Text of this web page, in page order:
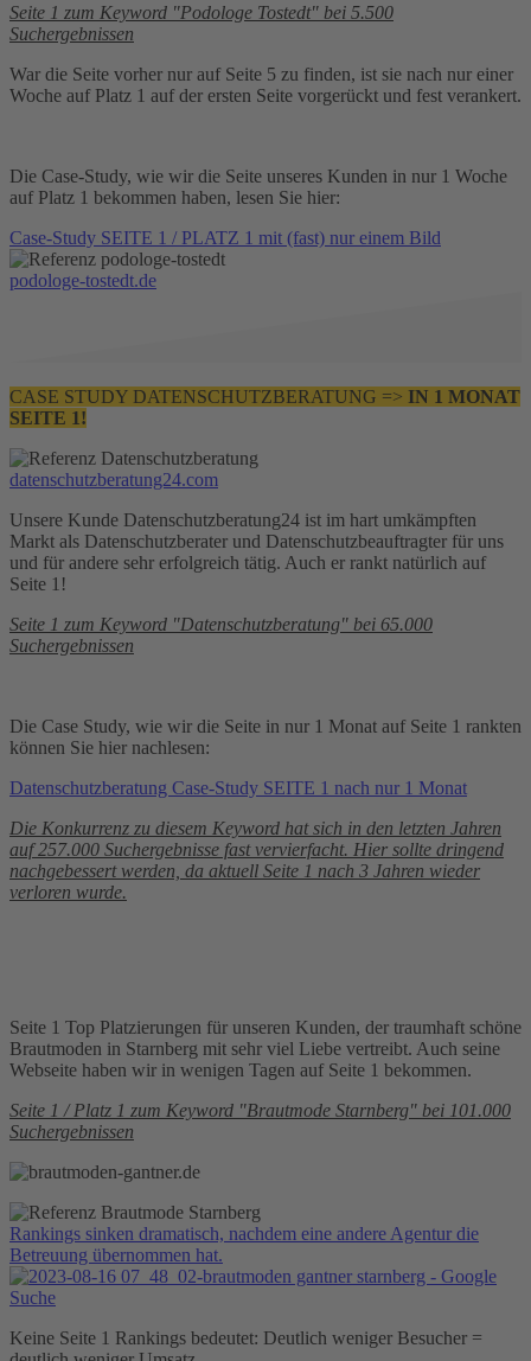
Seite 1 zum Keyword "Podologe Tostedt" bei 5.500
Suchergebnissen
War die Seite vorher nur auf Seite 5 zu finden, ist sie nach nur einer
Woche auf Platz 1 auf der ersten Seite vorgerückt und fest verankert.
Die Case-Study, wie wir die Seite unseres Kunden in nur 1 Woche
auf Platz 1 bekommen haben, lesen Sie hier:
Case-Study SEITE 1 / PLATZ 1 mit (fast) nur einem Bild
podologe-tostedt.de
CASE STUDY DATENSCHUTZBERATUNG => IN 1 MONAT
SEITE 1!
datenschutzberatung24.com
Unsere Kunde Datenschutzberatung24 ist im hart umkämpften
Markt als Datenschutzberater und Datenschutzbeauftragter für uns
und für andere sehr erfolgreich tätig. Auch er rankt natürlich auf
Seite 1!
Seite 1 zum Keyword "Datenschutzberatung" bei 65.000
Suchergebnissen
Die Case Study, wie wir die Seite in nur 1 Monat auf Seite 1 rankten
können Sie hier nachlesen:
Datenschutzberatung Case-Study SEITE 1 nach nur 1 Monat
Die Konkurrenz zu diesem Keyword hat sich in den letzten Jahren
auf 257.000 Suchergebnisse fast vervierfacht. Hier sollte dringend
nachgebessert werden, da aktuell Seite 1 nach 3 Jahren wieder
verloren wurde.
Seite 1 Top Platzierungen für unseren Kunden, der traumhaft schöne
Brautmoden in Starnberg mit sehr viel Liebe vertreibt. Auch seine
Webseite haben wir in wenigen Tagen auf Seite 1 bekommen.
Seite 1 / Platz 1 zum Keyword "Brautmode Starnberg" bei 101.000
Suchergebnissen
Rankings sinken dramatisch, nachdem eine andere Agentur die
Betreuung übernommen hat.
Keine Seite 1 Rankings bedeutet: Deutlich weniger Besucher =